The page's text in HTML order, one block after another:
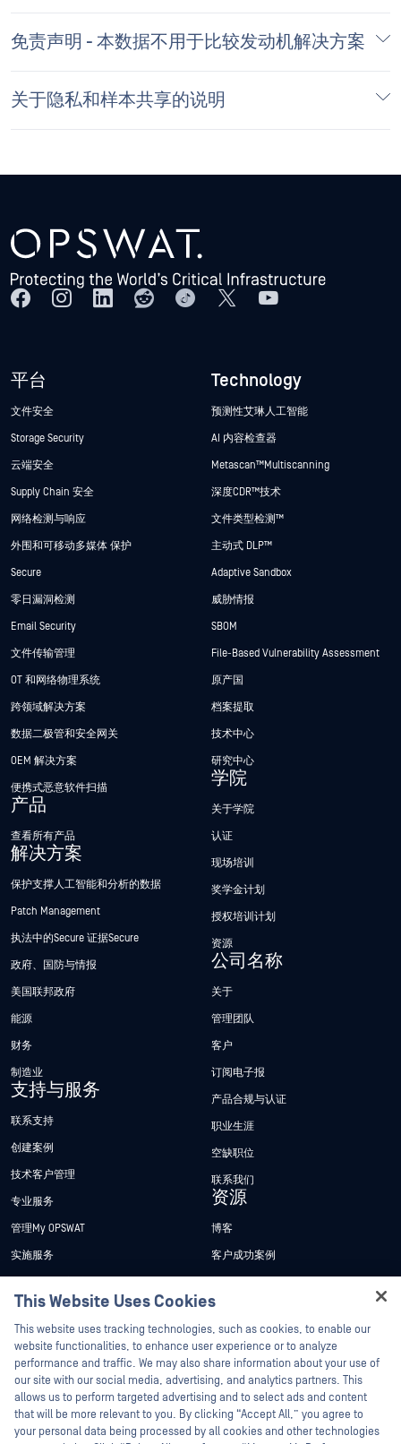
免责声明 - 本数据不用于比较发动机解决方案
关于隐私和样本共享的说明
平台
文件安全
Storage Security
云端安全
Supply Chain 安全
网络检测与响应
外围和可移动多媒体 保护
Secure
零日漏洞检测
Email Security
文件传输管理
OT 和网络物理系统
跨领域解决方案
数据二极管和安全网关
OEM 解决方案
便携式恶意软件扫描
产品
查看所有产品
解决方案
保护支撑人工智能和分析的数据
Patch Management
执法中的Secure 证据Secure
政府、国防与情报
美国联邦政府
能源
财务
制造业
支持与服务
联系支持
创建案例
技术客户管理
专业服务
管理My OPSWAT
实施服务
技术文档
培训
漏洞计划
合作伙伴
认证
技术合作伙伴
Technology
预测性艾琳人工智能
AI 内容检查器
Metascan™ Multiscanning
深度CDR™技术
文件类型检测™
主动式 DLP™
Adaptive Sandbox
威胁情报
SBOM
File-Based Vulnerability Assessment
原产国
档案提取
技术中心
研究中心
学院
关于学院
认证
现场培训
奖学金计划
授权培训计划
资源
公司名称
关于
管理团队
客户
订阅电子报
产品合规与认证
职业生涯
空缺职位
联系我们
资源
博客
客户成功案例
新闻报道
活动
网络研讨会
产品型录
白皮书
This Website Uses Cookies
This website uses tracking technologies, such as cookies, to enable our
website functionalities, to enhance user experience or to analyze
performance and traffic. We may also share information about your use of
our site with our social media, advertising, and analytics partners. This
allows us to perform targeted advertising and to select ads and content
that will be more relevant to you. By clicking “Accept All,” you agree to
your personal data being processed by all cookies and other technologies
Hey there!
I'm Ozzy, your OPSWAT virtual assistant.
How can I help you secure what's critical
today?